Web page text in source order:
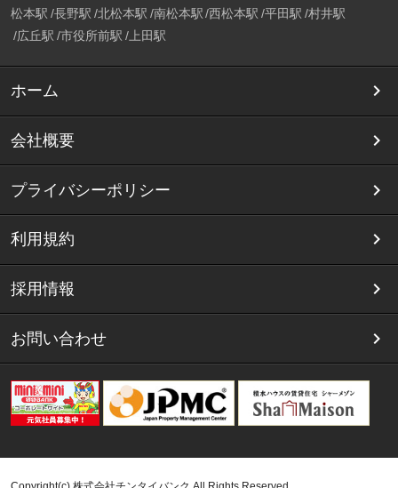
松本駅 長野駅 北松本駅 南松本駅 西松本駅 平田駅 村井駅
広丘駅 市役所前駅 上田駅
ホーム
会社概要
プライバシーポリシー
利用規約
採用情報
お問い合わせ